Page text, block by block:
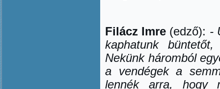
Filácz Imre (edző): -
kaphatunk
Nekünk háromból
a vendégek a
lennék arra, hogy